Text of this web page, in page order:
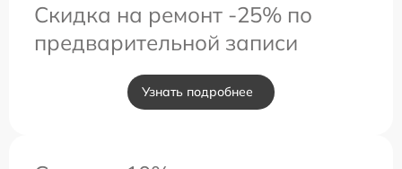
Скидка на ремонт -25% по
предварительной записи
Узнать подробнее